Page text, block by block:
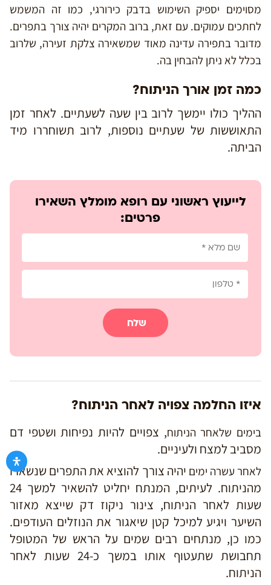
מסוימים יספיק השימוש בדבק כירורגי, כמו זה המשמש
לחתכים עמוקים. עם זאת, ברוב המקרים יהיה צורך בתפרים.
מדובר בתפירה עדינה מאוד שמשאירה צלקת זעירה, שלרוב
בכלל לא ניתן להבחין בה.
כמה זמן אורך הניתוח?
ההליך כולו יימשך לרוב בין שעה לשעתיים. לאחר זמן
התאוששות של שעתיים נוספות, לרוב תשוחררו מיד
הביתה.
לייעוץ ראשוני עם רופא מומלץ השאירו
פרטים:
שלח
איזו החלמה צפויה לאחר הניתוח?
בימים שלאחר הניתוח, צפויים להיות נפיחות ושטפי דם
מסביב למצח ולעיניים.
לאחר עשרה ימים יהיה צורך להוציא את התפרים שנשארו
מהניתוח. לעיתים, המנתח יחליט להשאיר למשך 24
שעות לאחר הניתוח, צינור ניקוז דק שייצא מאזור
השיער ויגיע למיכל קטן שיאגור את הנוזלים העודפים.
כמו כן, מנתחים רבים שמים על הראש של המטופל
תחבושת שתעטוף אותו במשך כ-24 שעות לאחר
הניתוח.